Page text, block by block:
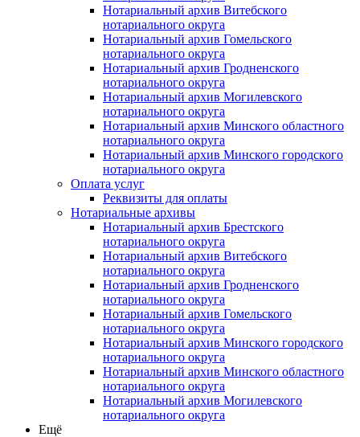
Нотариальный архив Витебского
нотариального округа
Нотариальный архив Гомельского
нотариального округа
Нотариальный архив Гродненского
нотариального округа
Нотариальный архив Могилевского
нотариального округа
Нотариальный архив Минского областного
нотариального округа
Нотариальный архив Минского городского
нотариального округа
Оплата услуг
Реквизиты для оплаты
Нотариальные архивы
Нотариальный архив Брестского
нотариального округа
Нотариальный архив Витебского
нотариального округа
Нотариальный архив Гродненского
нотариального округа
Нотариальный архив Гомельского
нотариального округа
Нотариальный архив Минского городского
нотариального округа
Нотариальный архив Минского областного
нотариального округа
Нотариальный архив Могилевского
нотариального округа
Ещё